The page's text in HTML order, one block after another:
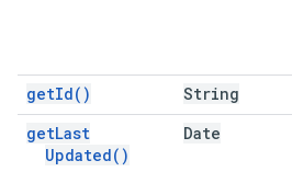
getId( ) String
getLast
Updated( )
Date